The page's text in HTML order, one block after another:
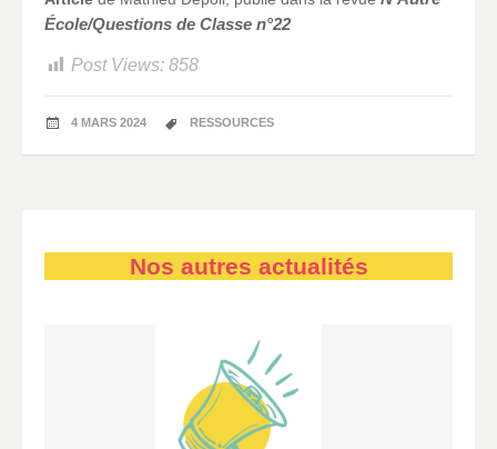
École/Questions de Classe n°22
Post Views: 858
4 MARS 2024 RESSOURCES
Nos autres actualités